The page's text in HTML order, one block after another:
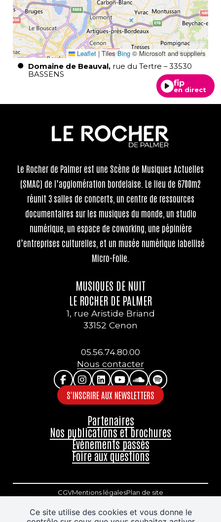
Ce site utilise des cookies et vous donne le
Leaflet |TilesBing© Microsoft and suppliers
Domaine de Beauval rue du Tertre
33530
BASSENS
fip
en direct
Le Rocher de Palmer est une Scène de Musiques Actuelles
(SMAC) de l’agglomération bordelaise. Le lieu de 6700m2
réunit 3 salles de concerts, un centre de ressources
documentaires sur les musiques du monde, un studio
numérique, un espace de coworking, une pépinière
d’entreprises culturelles, et un musée numérique labellisé
Micro-Folie.
MUSIQUES DE NUIT
LE ROCHER DE PALMER
1, rue Aristide Briand
33152 Cenon
05.56.74.80.00
Nous contacter
S'INSCRIRE AUX NEWSLETTERS
Partenaires
Nos publications et brochures
Évènements passés
Foire aux questions
CGVMentions légalesPlan de site
Accessibilité : partiellement conforme